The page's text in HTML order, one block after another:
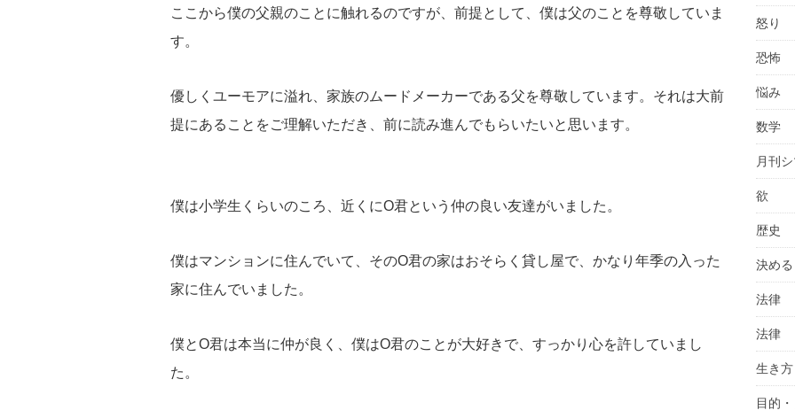
ここから僕の父親のことに触れるのですが、前提として、僕は父のことを尊敬していま
す。
優しくユーモアに溢れ、家族のムードメーカーである父を尊敬しています。それは大前
提にあることをご理解いただき、前に読み進んでもらいたいと思います。
僕は小学生くらいのころ、近くにO君という仲の良い友達がいました。
僕はマンションに住んでいて、そのO君の家はおそらく貸し屋で、かなり年季の入った
家に住んでいました。
僕とO君は本当に仲が良く、僕はO君のことが大好きで、すっかり心を許していまし
た。
怒り
恐怖
悩み
数学
月刊
欲
歴史
決める
法律
法律
生き方
目的